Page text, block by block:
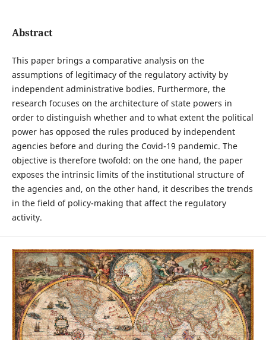
Abstract
This paper brings a comparative analysis on the
assumptions of legitimacy of the regulatory activity by
independent administrative bodies. Furthermore, the
research focuses on the architecture of state powers in
order to distinguish whether and to what extent the political
power has opposed the rules produced by independent
agencies before and during the Covid-19 pandemic. The
objective is therefore twofold: on the one hand, the paper
exposes the intrinsic limits of the institutional structure of
the agencies and, on the other hand, it describes the trends
in the field of policy-making that affect the regulatory
activity.